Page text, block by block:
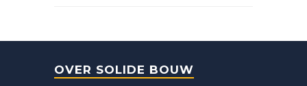
OVER SOLIDE BOUW